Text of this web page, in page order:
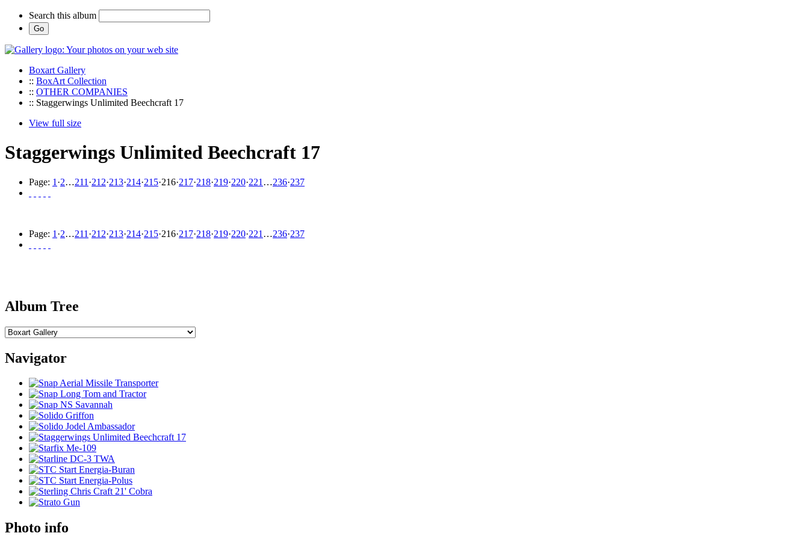
Search this album
Boxart Gallery
:: BoxArt Collection
:: OTHER COMPANIES
:: Staggerwings Unlimited Beechcraft 17
View full size
Staggerwings Unlimited Beechcraft 17
Page: 1 ·2…211 ·212·213·214·215·216·217·218·219·220·221 …236·237
Page: 1 ·2…211 ·212·213·214·215·216·217·218·219·220·221 …236·237
Album Tree
Navigator
Photo info